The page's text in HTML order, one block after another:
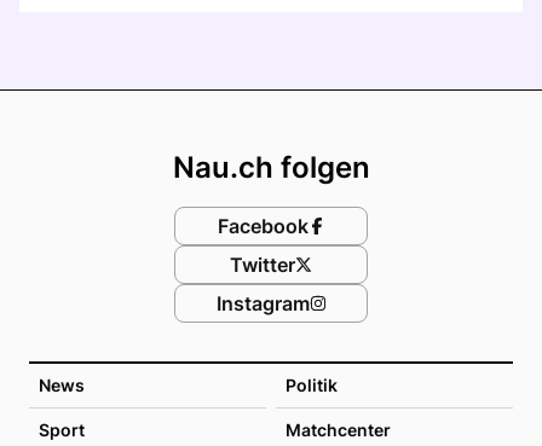
News Politik
Sport Matchcenter
Nau.ch folgen
Facebook
Twitter
Instagram